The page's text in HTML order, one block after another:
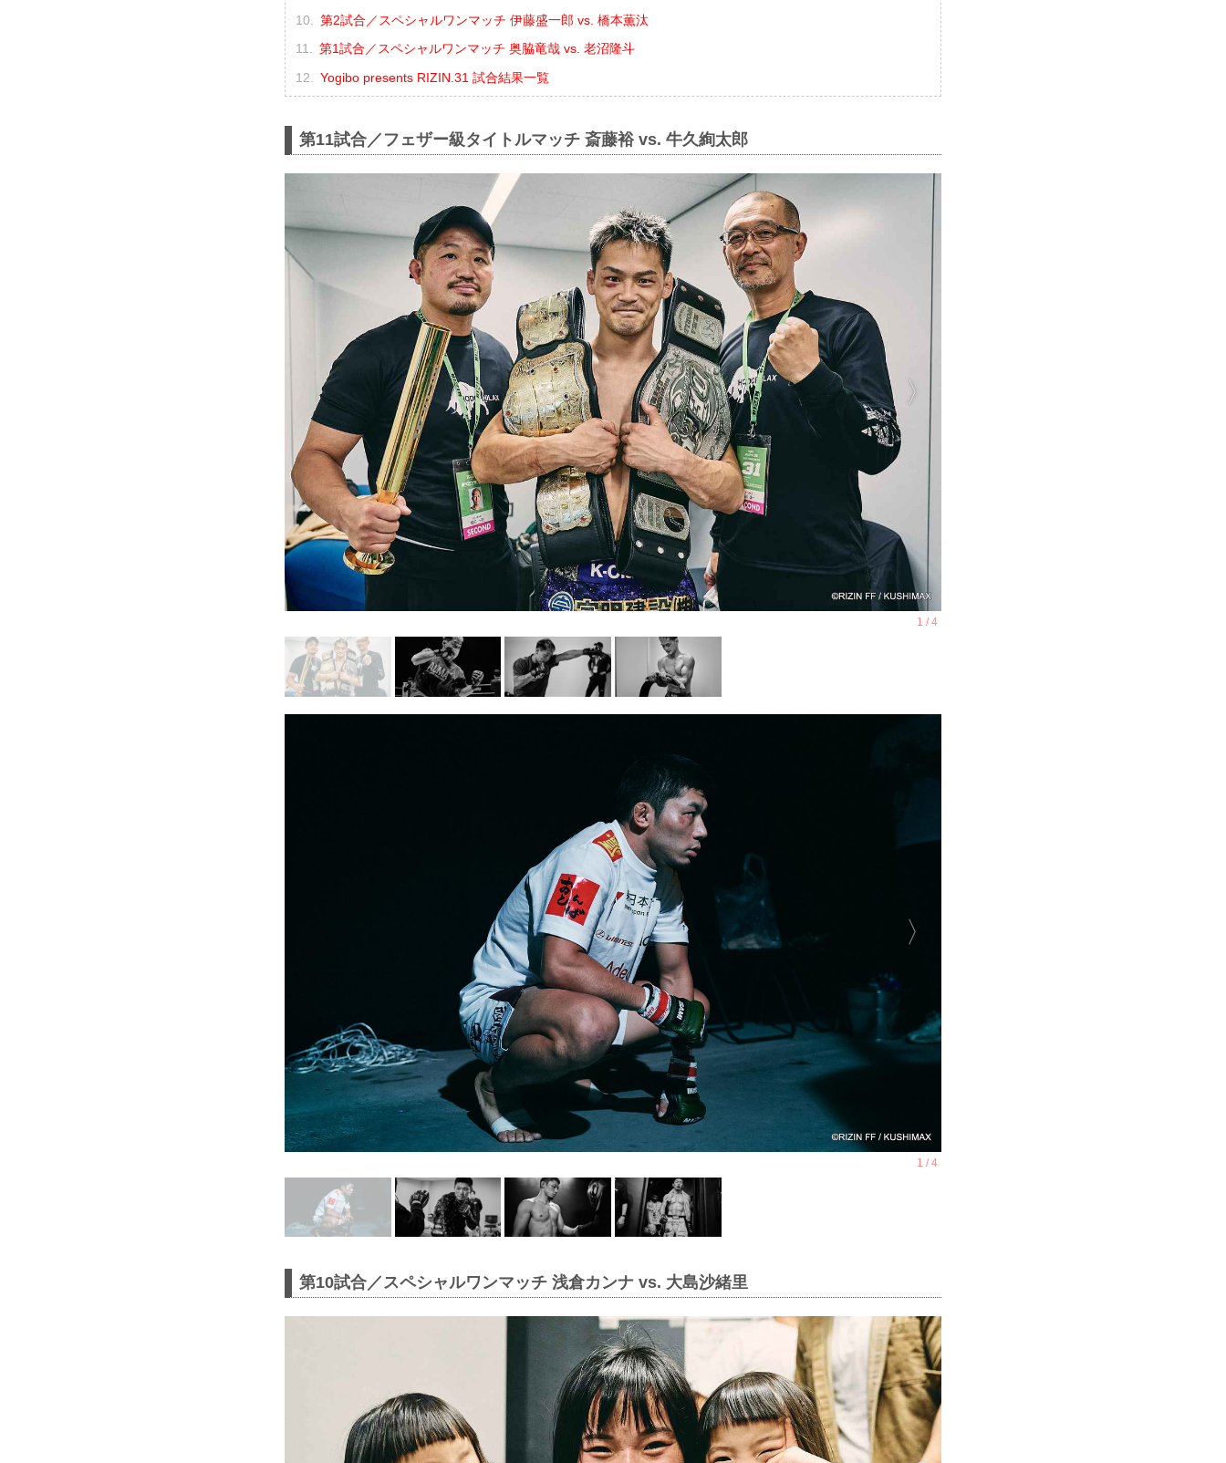
第2試合／スペシャルワンマッチ 伊藤盛一郎 vs. 橋本薫汰
第1試合／スペシャルワンマッチ 奥脇竜哉 vs. 老沼隆斗
Yogibo presents RIZIN.31 試合結果一覧
第11試合／フェザー級タイトルマッチ 斎藤裕 vs. 牛久絢太郎
第10試合／スペシャルワンマッチ 浅倉カンナ vs. 大島沙緒里